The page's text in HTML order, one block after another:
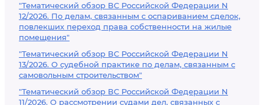
"Тематический обзор ВС Российской Федерации N
12/2026. По делам, связанным с оспариванием сделок,
повлекших переход права собственности на жилые
помещения"
"Тематический обзор ВС Российской Федерации N
13/2026. О судебной практике по делам, связанным с
самовольным строительством"
"Тематический обзор ВС Российской Федерации N
11/2026. О рассмотрении судами дел, связанных с